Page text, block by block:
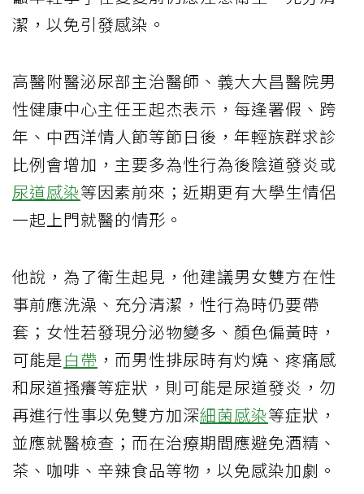
潔，以免引發感染。
高醫附醫泌尿部主治醫師、義大大昌醫院男
性健康中心主任王起杰表示，每逢署假、跨
年、中西洋情人節等節日後，年輕族群求診
比例會增加，主要多為性行為後陰道發炎或
尿道感染等因素前來；近期更有大學生情侶
一起上門就醫的情形。
他說，為了衛生起見，他建議男女雙方在性
事前應洗澡、充分清潔，性行為時仍要帶
套；女性若發現分泌物變多、顏色偏黃時，
可能是白帶 ，而男性排尿時有灼燒、疼痛感
和尿道搔癢等症狀，則可能是尿道發炎，勿
再進行性事以免雙方加深細菌感染等症狀，
並應就醫檢查；而在治療期間應避免酒精、
茶、咖啡、辛辣食品等物，以免感染加劇。